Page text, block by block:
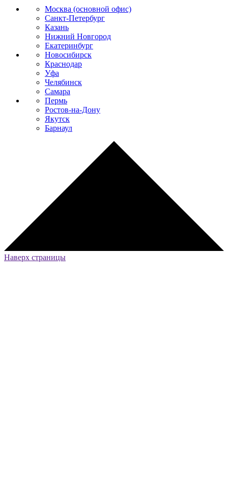
Москва (основной офис)
Санкт-Петербург
Казань
Нижний Новгород
Екатеринбург
Новосибирск
Краснодар
Уфа
Челябинск
Самара
Пермь
Ростов-на-Дону
Якутск
Барнаул
Наверх страницы